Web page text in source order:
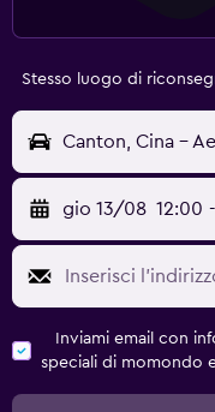
Stesso luogo di
Canton, Cina -
gio 13/08 12:00 -
Inviami email con
speciali di momondo